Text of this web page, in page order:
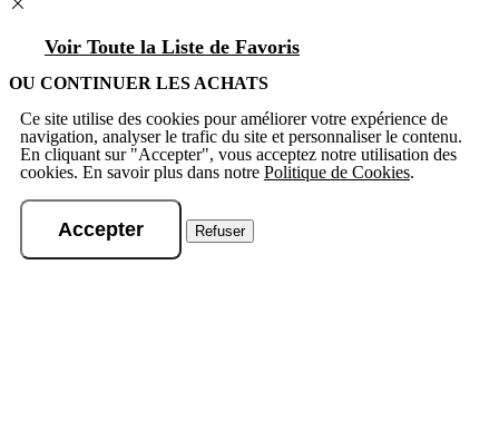
Voir Toute la Liste de Favoris
OU CONTINUER LES ACHATS
Ce site utilise des cookies pour améliorer votre expérience de
navigation, analyser le trafic du site et personnaliser le contenu.
En cliquant sur "Accepter", vous acceptez notre utilisation des
cookies. En savoir plus dans notre Politique de Cookies.
Accepter Refuser